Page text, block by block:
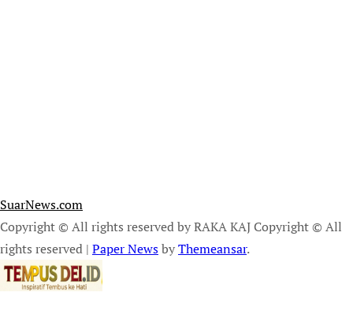
SuarNews.com
Copyright © All rights reserved by RAKA KAJ Copyright © All
rights reserved | Paper NewsbyThemeansar.